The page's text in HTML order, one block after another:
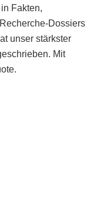
Fakten,
Dossiers
unser stärkster
Mit